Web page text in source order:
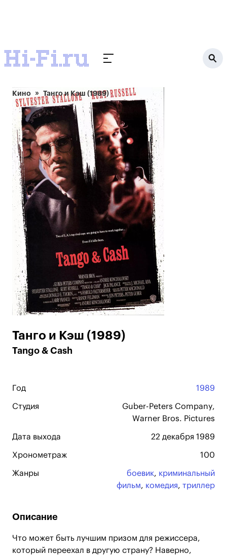
Кино Танго и Кэш (1989)
Танго и Кэш (1989)
Tango & Cash
Год 1989
Студия
Guber-Peters Company,
Warner Bros. Pictures
Дата выхода 22 декабря 1989
Хронометраж 100
Жанры боевик, криминальный
фильм, комедия, триллер
Описание
Что может быть лучшим призом для режиссера,
который переехал в другую страну? Наверно,